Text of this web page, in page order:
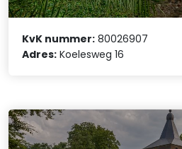
KvK nummer: 80026907
Adres: Koelesweg 16